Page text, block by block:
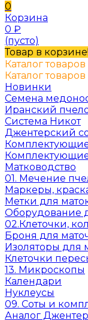
0
Корзина
0 ₽
(пусто)
Товар в корзине!
Каталог товаров
Каталог товаров
Новинки
Семена
Иранский
Система Никот
Джентерский
Матководство
01. Мечение
Маркеры,
Метки для
Оборудование
02.Клеточки,
Броня для
Изоляторы для
Клеточки
13. Микроскопы
Календари
Нуклеусы
09. Соты и
Аналог